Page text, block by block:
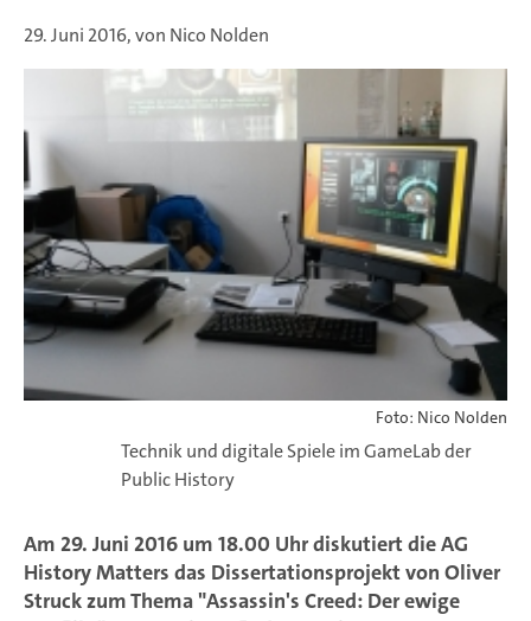
29. Juni 2016, von Nico Nolden
Foto: Nico Nolden
Technik und digitale Spiele im GameLab der
Public History
Am 29. Juni 2016 um 18.00 Uhr diskutiert die AG
History Matters das Dissertationsprojekt von Oliver
Struck zum Thema "Assassin's Creed: Der ewige